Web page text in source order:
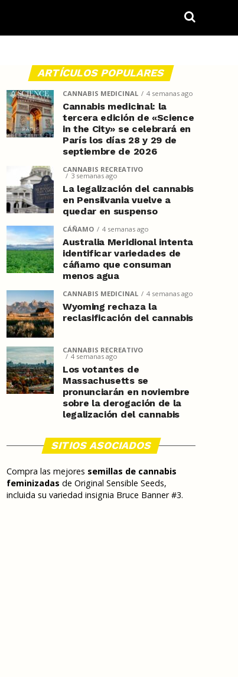
ARTÍCULOS POPULARES
CANNABIS MEDICINAL 4 semanas ago
Cannabis medicinal: la
tercera edición de «Science
in the City» se celebrará en
París los días 28 y 29 de
septiembre de 2026
CANNABIS RECREATIVO
3 semanas ago
La legalización del cannabis
en Pensilvania vuelve a
quedar en suspenso
CÁÑAMO 4 semanas ago
Australia Meridional intenta
identificar variedades de
cáñamo que consuman
menos agua
CANNABIS MEDICINAL 4 semanas ago
Wyoming rechaza la
reclasificación del cannabis
CANNABIS RECREATIVO
4 semanas ago
Los votantes de
Massachusetts se
pronunciarán en noviembre
sobre la derogación de la
legalización del cannabis
SITIOS ASOCIADOS
Compra las mejores semillas de cannabis
feminizadas de Original Sensible Seeds,
incluida su variedad insignia Bruce Banner #3.